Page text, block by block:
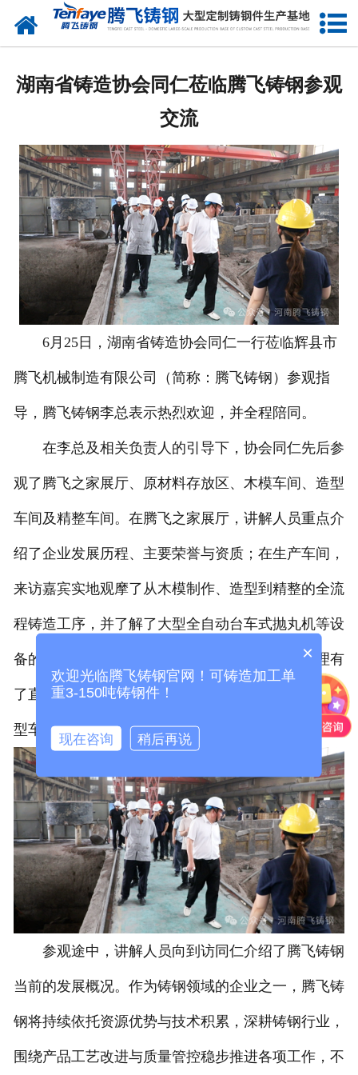
网站首页
新闻中心
客户案例
生产能力
联系我们
湖南省铸造协会同仁莅临腾飞铸钢参观
交流
6月25日，湖南省铸造协会同仁一行莅临辉县市
腾飞机械制造有限公司（简称：腾飞铸钢）参观指
导，腾飞铸钢李总表示热烈欢迎，并全程陪同。
在李总及相关负责人的引导下，协会同仁先后参
观了腾飞之家展厅、原材料存放区、木模车间、造型
车间及精整车间。在腾飞之家展厅，讲解人员重点介
绍了企业发展历程、主要荣誉与资质；在生产车间，
来访嘉宾实地观摩了从木模制作、造型到精整的全流
程铸造工序，并了解了大型全自动台车式抛丸机等设
备的应用情况，对腾飞铸钢的生产流程和现场管理有
了直观了解。腾飞之家展厅原材料存放区木模车间造
型车间精整车间全自动抛丸机
参观途中，讲解人员向到访同仁介绍了腾飞铸钢
当前的发展概况。作为铸钢领域的企业之一，腾飞铸
钢将持续依托资源优势与技术积累，深耕铸钢行业，
围绕产品工艺改进与质量管控稳步推进各项工作，不
×
欢迎光临腾飞铸钢官网！可铸造加工单
重3-150吨铸钢件！
现在咨询 稍后再说